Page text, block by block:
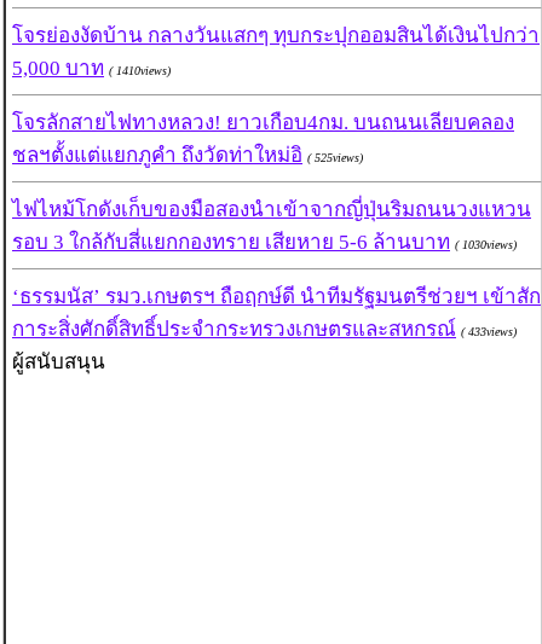
โจรย่องงัดบ้าน กลางวันแสกๆ ทุบกระปุกออมสินได้เงินไปกว่า
5,000 บาท ( 1410views)
โจรลักสายไฟทางหลวง! ยาวเกือบ4กม. บนถนนเลียบคลอง
ชลฯตั้งแต่แยกภูคำ ถึงวัดท่าใหม่อิ ( 525views)
ไฟไหม้โกดังเก็บของมือสองนำเข้าจากญี่ปุ่นริมถนนวงแหวน
รอบ 3 ใกล้กับสี่แยกกองทราย เสียหาย 5-6 ล้านบาท ( 1030views)
‘ธรรมนัส’ รมว.เกษตรฯ ถือฤกษ์ดี นำทีมรัฐมนตรีช่วยฯ เข้าสัก
การะสิ่งศักดิ์สิทธิ์ประจำกระทรวงเกษตรและสหกรณ์ ( 433views)
ผู้สนับสนุน